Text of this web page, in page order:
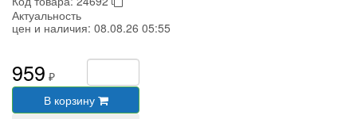
Актуальность
цен и наличия: 08.08.26 05:55
959 ₽
В корзину